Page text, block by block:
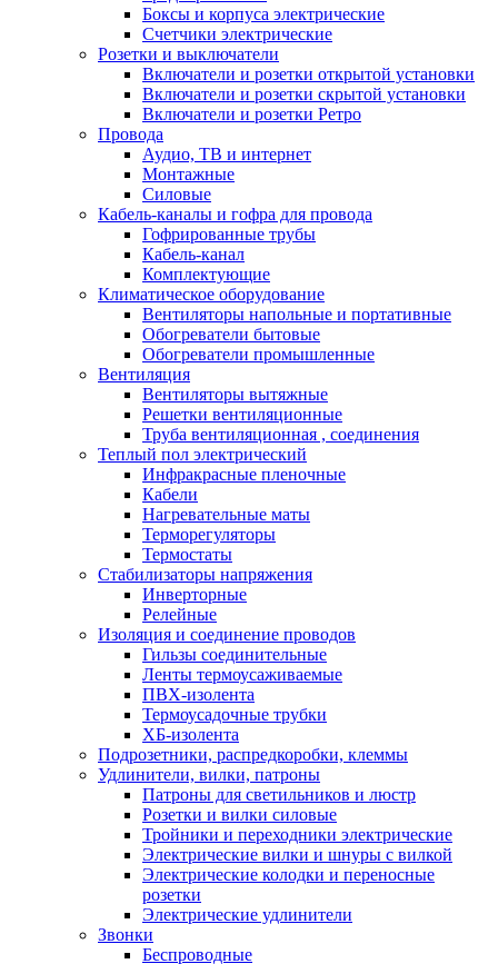
Боксы и корпуса электрические
Счетчики электрические
Розетки и выключатели
Включатели и розетки открытой установки
Включатели и розетки скрытой установки
Включатели и розетки Ретро
Провода
Аудио, ТВ и интернет
Монтажные
Силовые
Кабель-каналы и гофра для провода
Гофрированные трубы
Кабель-канал
Комплектующие
Климатическое оборудование
Вентиляторы напольные и портативные
Обогреватели бытовые
Обогреватели промышленные
Вентиляция
Вентиляторы вытяжные
Решетки вентиляционные
Труба вентиляционная , соединения
Теплый пол электрический
Инфракрасные пленочные
Кабели
Нагревательные маты
Терморегуляторы
Термостаты
Стабилизаторы напряжения
Инверторные
Релейные
Изоляция и соединение проводов
Гильзы соединительные
Ленты термоусаживаемые
ПВХ-изолента
Термоусадочные трубки
ХБ-изолента
Подрозетники, распредкоробки, клеммы
Удлинители, вилки, патроны
Патроны для светильников и люстр
Розетки и вилки силовые
Тройники и переходники электрические
Электрические вилки и шнуры с вилкой
Электрические колодки и переносные
розетки
Электрические удлинители
Звонки
Беспроводные